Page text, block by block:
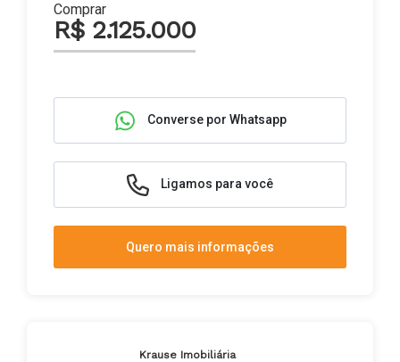
Comprar
R$ 2.125.000
Converse por Whatsapp
Ligamos para você
Quero mais informações
Krause Imobiliária